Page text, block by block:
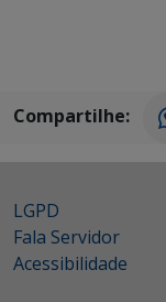
Compartilhe:
LGPD
Fala Servidor
Acessibilidade